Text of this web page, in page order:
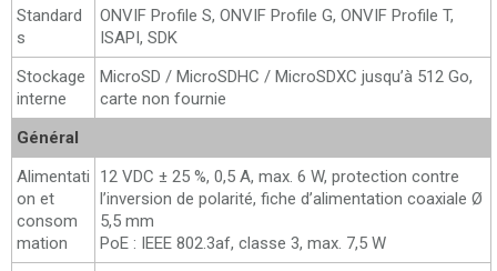
Standard
s
ONVIF Profile S, ONVIF Profile G, ONVIF Profile T,
ISAPI, SDK
Stockage
interne
MicroSD / MicroSDHC / MicroSDXC jusqu’à 512 Go,
carte non fournie
Général
Alimentati
on et
consom
mation
12 VDC ± 25 %, 0,5 A, max. 6 W, protection contre
l’inversion de polarité, fiche d’alimentation coaxiale Ø
5,5 mm
PoE : IEEE 802.3af, classe 3, max. 7,5 W